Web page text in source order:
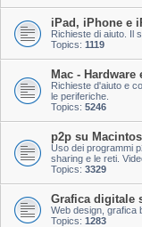
iPad, iPhone e
Richieste di aiuto. Il
Topics: 1119
Mac - Hardware
Richieste d'aiuto e
le periferiche.
Topics: 5246
p2p su
Uso dei programmi
sharing e le reti.
Topics: 3329
Grafica digitale
Web design, grafica
Topics: 1283